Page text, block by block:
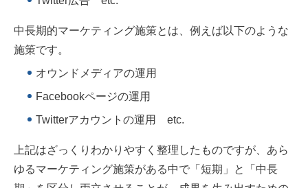
中長期的マーケティング施策とは、例えば以下のような
施策です。
オウンドメディアの運用
Facebookページの運用
Twitterアカウントの運用 etc.
上記はざっくりわかりやすく整理したものですが、あら
ゆるマーケティング施策がある中で「短期」と「中長